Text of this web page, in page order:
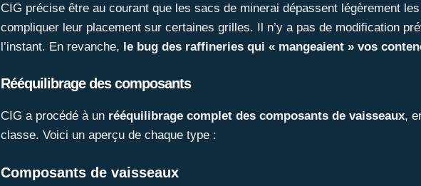
CIG précise être au courant que les sacs de minerai dépassent légèrement les
compliquer leur placement sur certaines grilles. Il n’y a pas de modification
l’instant. En revanche, le bug des raffineries qui « mangeaient » vos
Rééquilibrage des composants
CIG a procédé à un rééquilibrage complet des composants de vaisseaux,
classe. Voici un aperçu de chaque type :
Composants de vaisseaux